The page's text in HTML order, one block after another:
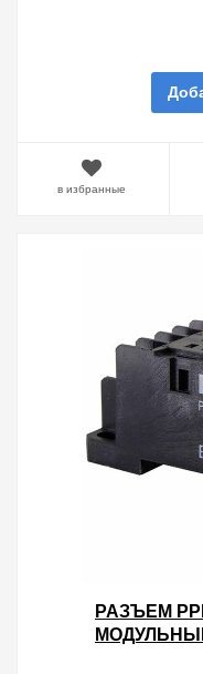
в избранные
РАЗЪЕМ